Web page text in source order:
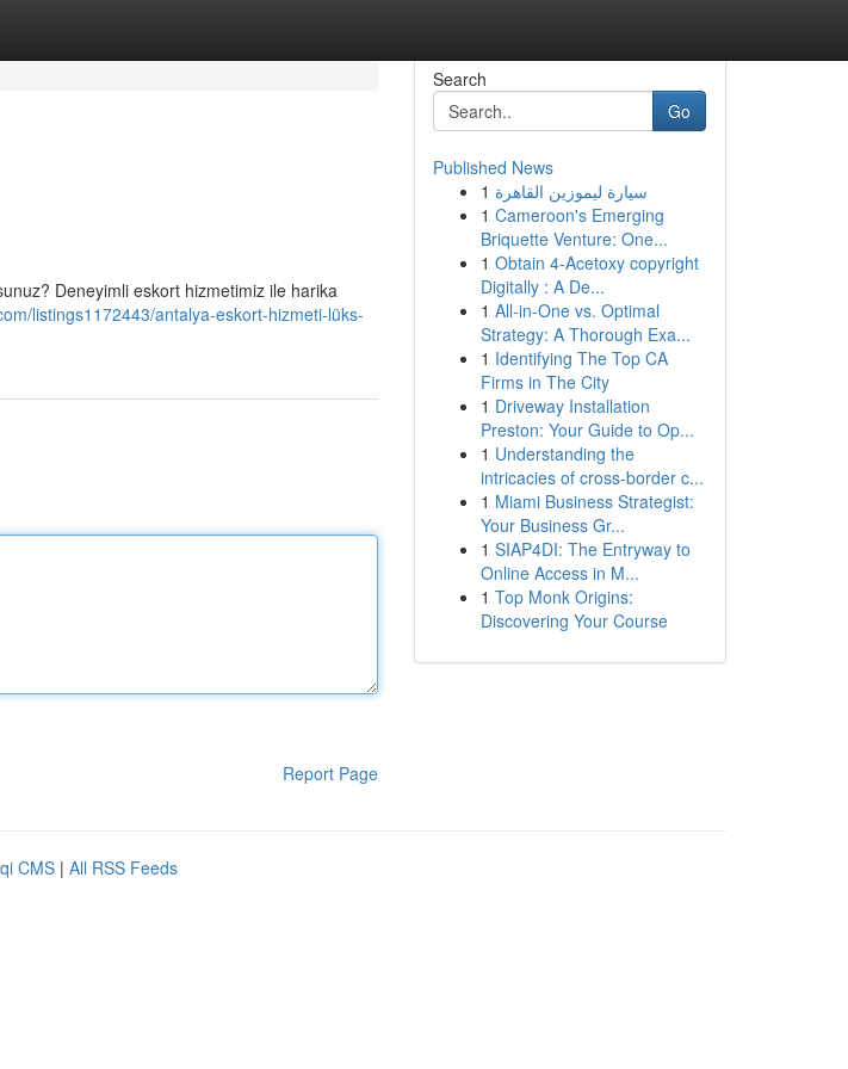
Deneyimli eskort hizmetimiz ile harika
listings1172443/antalya-eskort-hizmeti-lüks-
Report Page
Search
Go
Published News
1 سيارة ليموزين القاهرة
1 Cameroon's Emerging
Briquette Venture: One...
1 Obtain 4-Acetoxy copyright
Digitally : A De...
1 All-in-One vs. Optimal
Strategy: A Thorough Exa...
1 Identifying The Top CA
Firms in The City
1 Driveway Installation
Preston: Your Guide to Op...
1 Understanding the
intricacies of cross-border c...
1 Miami Business Strategist:
Your Business Gr...
1 SIAP4DI: The Entryway to
Online Access in M...
1 Top Monk Origins:
Discovering Your Course
CMS | All RSS Feeds